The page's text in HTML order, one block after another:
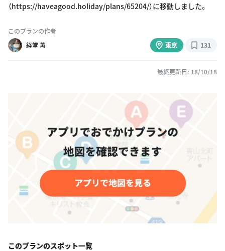
（https://haveagood.holiday/plans/65204/）に移動しました。
このプランの作者
経堂 薫
東京 131
最終更新日: 18/10/18
このプランのスポット一覧